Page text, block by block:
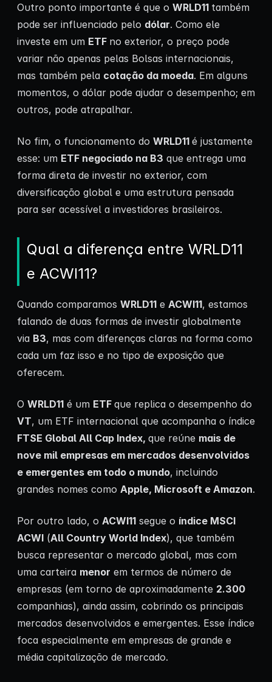
Outro ponto importante é que o WRLD11 também
pode ser influenciado pelo dólar. Como ele
investe em um ETF no exterior, o preço pode
variar não apenas pelas Bolsas internacionais,
mas também pela cotação da moeda. Em alguns
momentos, o dólar pode ajudar o desempenho; em
outros, pode atrapalhar.
No fim, o funcionamento do WRLD11 é justamente
esse: um ETF negociado na B3 que entrega uma
forma direta de investir no exterior, com
diversificação global e uma estrutura pensada
para ser acessível a investidores brasileiros.
Qual a diferença entre WRLD11
e ACWI11?
Quando comparamos WRLD11 e ACWI11, estamos
falando de duas formas de investir globalmente
via B3, mas com diferenças claras na forma como
cada um faz isso e no tipo de exposição que
oferecem.
O WRLD11 é um ETF que replica o desempenho do
VT, um ETF internacional que acompanha o índice
FTSE Global All Cap Index, que reúne mais de
nove mil empresas em mercados desenvolvidos
e emergentes em todo o mundo, incluindo
grandes nomes como Apple, Microsoft e Amazon.
Por outro lado, o ACWI11 segue o índice MSCI
ACWI (All Country World Index), que também
busca representar o mercado global, mas com
uma carteira menor em termos de número de
empresas (em torno de aproximadamente 2.300
companhias), ainda assim, cobrindo os principais
mercados desenvolvidos e emergentes. Esse índice
foca especialmente em empresas de grande e
média capitalização de mercado.